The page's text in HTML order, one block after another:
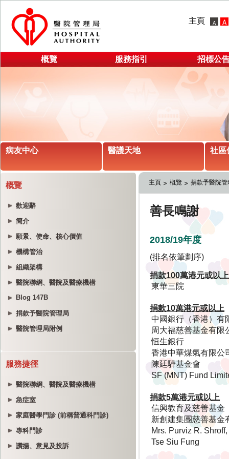
主頁
概覽 服務指引 招標公
病友中心 醫護天地 社區
概覽
歡迎辭
簡介
願景、使命、核心價值
機構管治
組織架構
醫院聯網、醫院及醫療機構
Blog 147B
捐款予醫院管理局
醫院管理局附例
服務捷徑
醫院聯網、醫院及醫療機構
急症室
家庭醫學門診 (前稱普通科門診)
專科門診
讚揚、意見及投訴
主頁 概覽 捐款予醫院管